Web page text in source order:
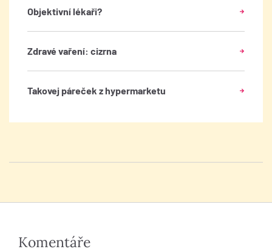
Objektivní lékaři?
Zdravé vaření: cizrna
Takovej páreček z hypermarketu
Komentáře